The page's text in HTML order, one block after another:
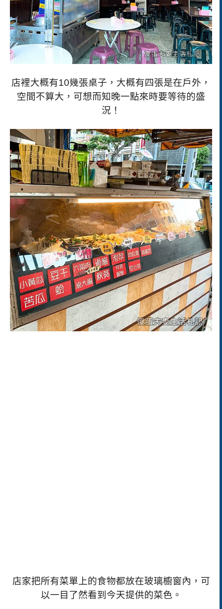
店裡大概有10幾張桌子，大概有四張是在戶外，
空間不算大，可想而知晚一點來時要等待的盛
況！
店家把所有菜單上的食物都放在玻璃櫥窗內，可
以一目了然看到今天提供的菜色。